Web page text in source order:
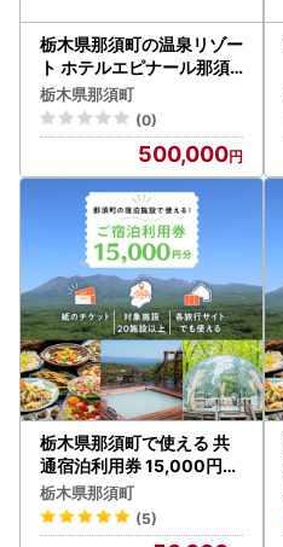
栃木県那須町の温泉リゾー
ト ホテルエピナール那須
施設利用券 150,000円分
｜ 温泉 露天風呂 宿泊 旅行
チケット 宿泊券 宿泊ギフ
ト券 利用券 観光 リゾート
ホテル アクティビティ 栃
木県 那須町 ホテル エピナ
ール エピナール那須 〔O-
栃木県那須町
(0)
500,000
栃木県那須町で使える 共
通宿泊利用券 15,000円分
（3,000円×5枚）〔E-6
〕｜宿泊 旅行 チケット 宿
泊券 温泉 露天風呂 旅行券
栃木県那須町
(5)